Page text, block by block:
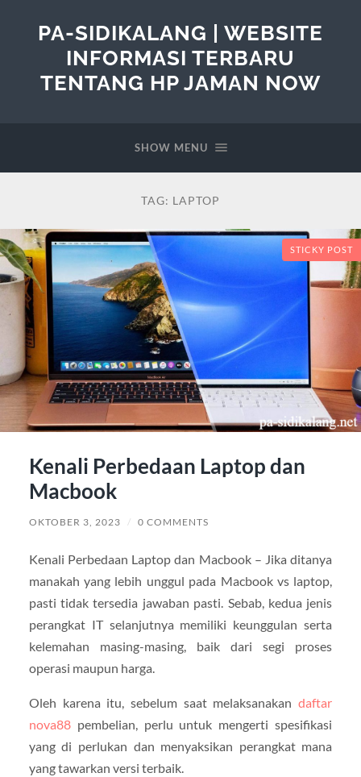
PA-SIDIKALANG | WEBSITE
INFORMASI TERBARU
TENTANG HP JAMAN NOW
SHOW MENU
TAG: LAPTOP
STICKY POST
Kenali Perbedaan Laptop dan
Macbook
OKTOBER 3, 2023 / 0 COMMENTS
Kenali Perbedaan Laptop dan Macbook – Jika ditanya
manakah yang lebih unggul pada Macbook vs laptop,
pasti tidak tersedia jawaban pasti. Sebab, kedua jenis
perangkat IT selanjutnya memiliki keunggulan serta
kelemahan masing-masing, baik dari segi proses
operasi maupun harga.
Oleh karena itu, sebelum saat melaksanakandaftar
nova88pembelian, perlu untuk mengerti spesifikasi
yang di perlukan dan menyaksikan perangkat mana
yang tawarkan versi terbaik.